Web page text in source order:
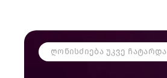
ᲦᲝᲜᲘᲡᲫᲘᲔᲑᲐ ᲣᲙᲕᲔ ᲩᲐᲢᲐᲠᲓᲐ